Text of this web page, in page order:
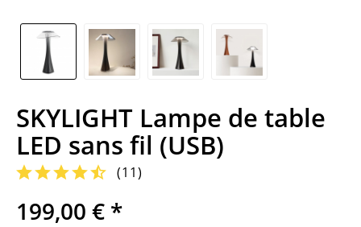
SKYLIGHT Lampe de table
LED sans fil (USB)
(11)
199,00 € *